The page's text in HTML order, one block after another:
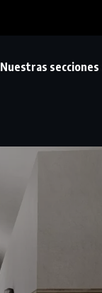
Nuestras secciones